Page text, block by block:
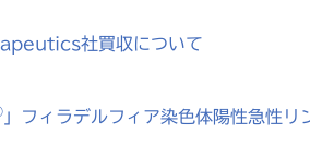
社買収について
」フィラデルフィア染色体陽性急性